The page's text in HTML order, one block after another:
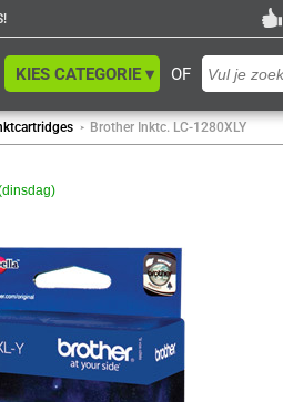
OF
KIES CATEGORIE ▾
Brother Inktc. LC-1280XLY